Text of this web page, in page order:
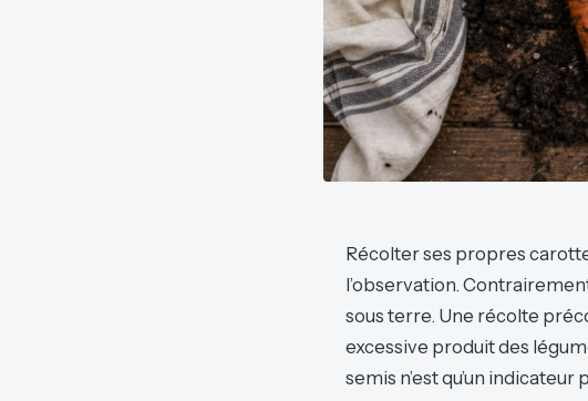
Récolter ses propres
l’observation.
sous terre. Une récolte
excessive produit des
semis n’est qu’un indicateur